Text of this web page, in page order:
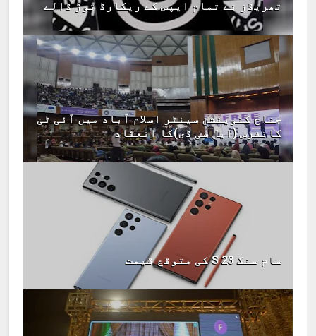
تھریڈز نے تمام ایپس کے ریکارڈ توڑ ڈالے
جناح کنوینشن سینٹر اسلام آباد میں آئی ٹی
کانفرس (ایل سی ڈی)کا انعقاد
سام سنگ S 23 کی متوقع قیمت